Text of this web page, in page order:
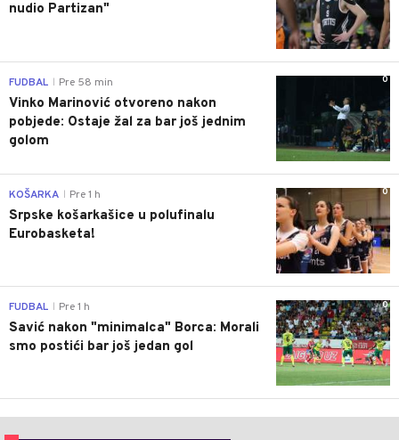
nudio Partizan"
0
FUDBAL Pre 58 min
Vinko Marinović otvoreno nakon
pobjede: Ostaje žal za bar još jednim
golom
0
KOŠARKA Pre 1 h
Srpske košarkašice u polufinalu
Eurobasketa!
0
FUDBAL Pre 1 h
Savić nakon "minimalca" Borca: Morali
smo postići bar još jedan gol